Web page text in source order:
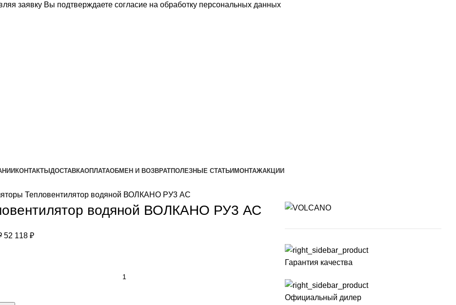
заявку Вы подтверждаете согласие на обработку персональных данных
КОНТАКТЫ ДОСТАВКАОПЛАТАОБМЕН И ВОЗВРАТПОЛЕЗНЫЕ СТАТЬИ МОНТАЖАКЦИИ
Тепловентилятор водяной ВОЛКАНО РУ3 АС
водяной ВОЛКАНО РУ3 АС
52 118 ₽
Гарантия качества
Официальный дилер